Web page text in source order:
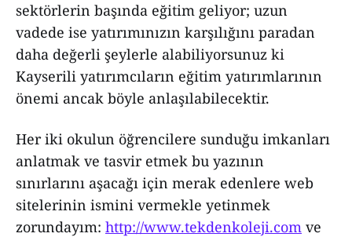
sektörlerin başında eğitim geliyor; uzun
vadede ise yatırımınızın karşılığını paradan
daha değerli şeylerle alabiliyorsunuz ki
Kayserili yatırımcıların eğitim yatırımlarının
önemi ancak böyle anlaşılabilecektir.
Her iki okulun öğrencilere sunduğu imkanları
anlatmak ve tasvir etmek bu yazının
sınırlarını aşacağı için merak edenlere web
sitelerinin ismini vermekle yetinmek
zorundayım: http://www.tekdenkoleji.com ve